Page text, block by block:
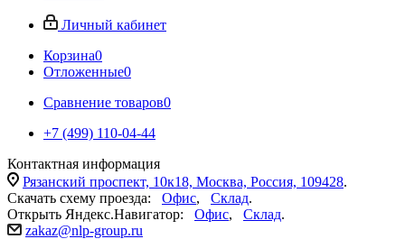
Личный кабинет
Корзина0
Отложенные0
Сравнение товаров0
+7 (499) 110-04-44
Контактная информация
Рязанский проспект, 10к18, Москва, Россия, 109428.
Скачать схему проезда: Офис, Склад.
Открыть Яндекс.Навигатор: Офис, Склад.
zakaz@nlp-group.ru